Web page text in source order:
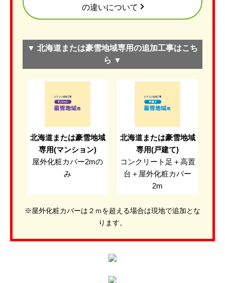
の違いについて
▼ 北海道または豪雪地域専用の追加工事はこち
ら ▼
北海道または豪雪地域
専用(マンション)
屋外化粧カバー2mの
み
北海道または豪雪地域
専用(戸建て)
コンクリート足＋高置
台＋屋外化粧カバー
2m
※屋外化粧カバーは２ｍを超える場合は現地で追加とな
ります。